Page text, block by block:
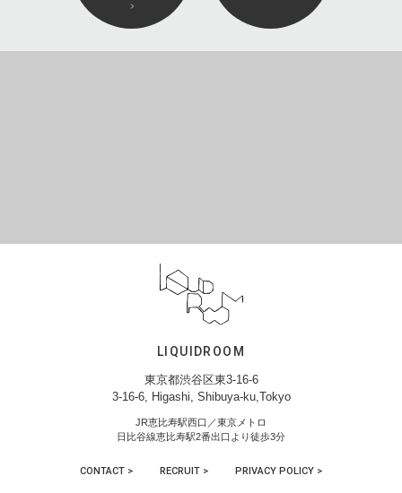
LIQUIDROOM
東京都渋谷区東3-16-6
3-16-6, Higashi, Shibuya-ku,Tokyo
JR恵比寿駅西口／東京メトロ
日比谷線恵比寿駅2番出口より徒歩3分
CONTACT > RECRUIT > PRIVACY POLICY >